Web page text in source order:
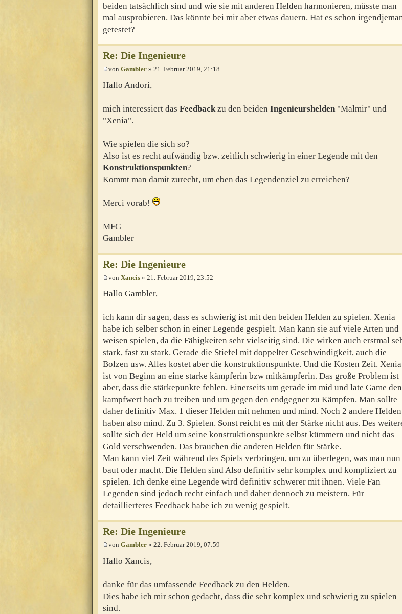
beiden tatsächlich sind und wie sie mit anderen Helden harmonieren, müsste man
mal ausprobieren. Das könnte bei mir aber etwas dauern. Hat es schon
getestet?
Re: Die Ingenieure
von Gambler » 21. Februar 2019, 21:18
Hallo Andori,
mich interessiert das Feedbackzu den beiden Ingenieurshelden"Malmir" und
"Xenia".
Wie spielen die sich so?
Also ist es recht aufwändig bzw. zeitlich schwierig in einer Legende mit den
Konstruktionspunkten?
Kommt man damit zurecht, um eben das Legendenziel zu erreichen?
Merci vorab!
MFG
Gambler
Re: Die Ingenieure
von Xancis » 21. Februar 2019, 23:52
Hallo Gambler,
ich kann dir sagen, dass es schwierig ist mit den beiden Helden zu spielen. Xenia
habe ich selber schon in einer Legende gespielt. Man kann sie auf viele Arten und
weisen spielen, da die Fähigkeiten sehr vielseitig sind. Die wirken auch erstmal
stark, fast zu stark. Gerade die Stiefel mit doppelter Geschwindigkeit, auch die
Bolzen usw. Alles kostet aber die konstruktionspunkte. Und die Kosten Zeit. Xenia
ist von Beginn an eine starke kämpferin bzw mitkämpferin. Das große Problem ist
aber, dass die stärkepunkte fehlen. Einerseits um gerade im mid und late Game den
kampfwert hoch zu treiben und um gegen den endgegner zu Kämpfen. Man sollte
daher definitiv Max. 1 dieser Helden mit nehmen und mind. Noch 2 andere Helden
haben also mind. Zu 3. Spielen. Sonst reicht es mit der Stärke nicht aus. Des
sollte sich der Held um seine konstruktionspunkte selbst kümmern und nicht das
Gold verschwenden. Das brauchen die anderen Helden für Stärke.
Man kann viel Zeit während des Spiels verbringen, um zu überlegen, was man nun
baut oder macht. Die Helden sind Also definitiv sehr komplex und kompliziert zu
spielen. Ich denke eine Legende wird definitiv schwerer mit ihnen. Viele Fan
Legenden sind jedoch recht einfach und daher dennoch zu meistern. Für
detaillierteres Feedback habe ich zu wenig gespielt.
Re: Die Ingenieure
von Gambler » 22. Februar 2019, 07:59
Hallo Xancis,
danke für das umfassende Feedback zu den Helden.
Dies habe ich mir schon gedacht, dass die sehr komplex und schwierig zu spielen
sind.